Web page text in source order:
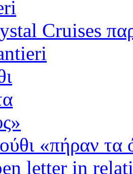
Cruises
«πήραν τα